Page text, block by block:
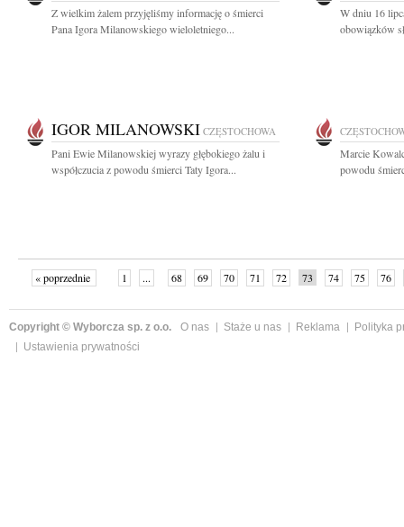
Z wielkim żalem przyjęliśmy informację o śmierci
Pana Igora Milanowskiego wieloletniego...
W dniu 16
obowiązków
IGOR MILANOWSKI CZĘSTOCHOWA
Pani Ewie Milanowskiej wyrazy głębokiego żalu i
współczucia z powodu śmierci Taty Igora...
Marcie
powodu
« poprzednie 1 ... 68 69 70 71 72 73 74 75
76
Copyright © Wyborcza sp. z o.o. O nas Staże u nas Reklama
Polityka
Ustawienia prywatności